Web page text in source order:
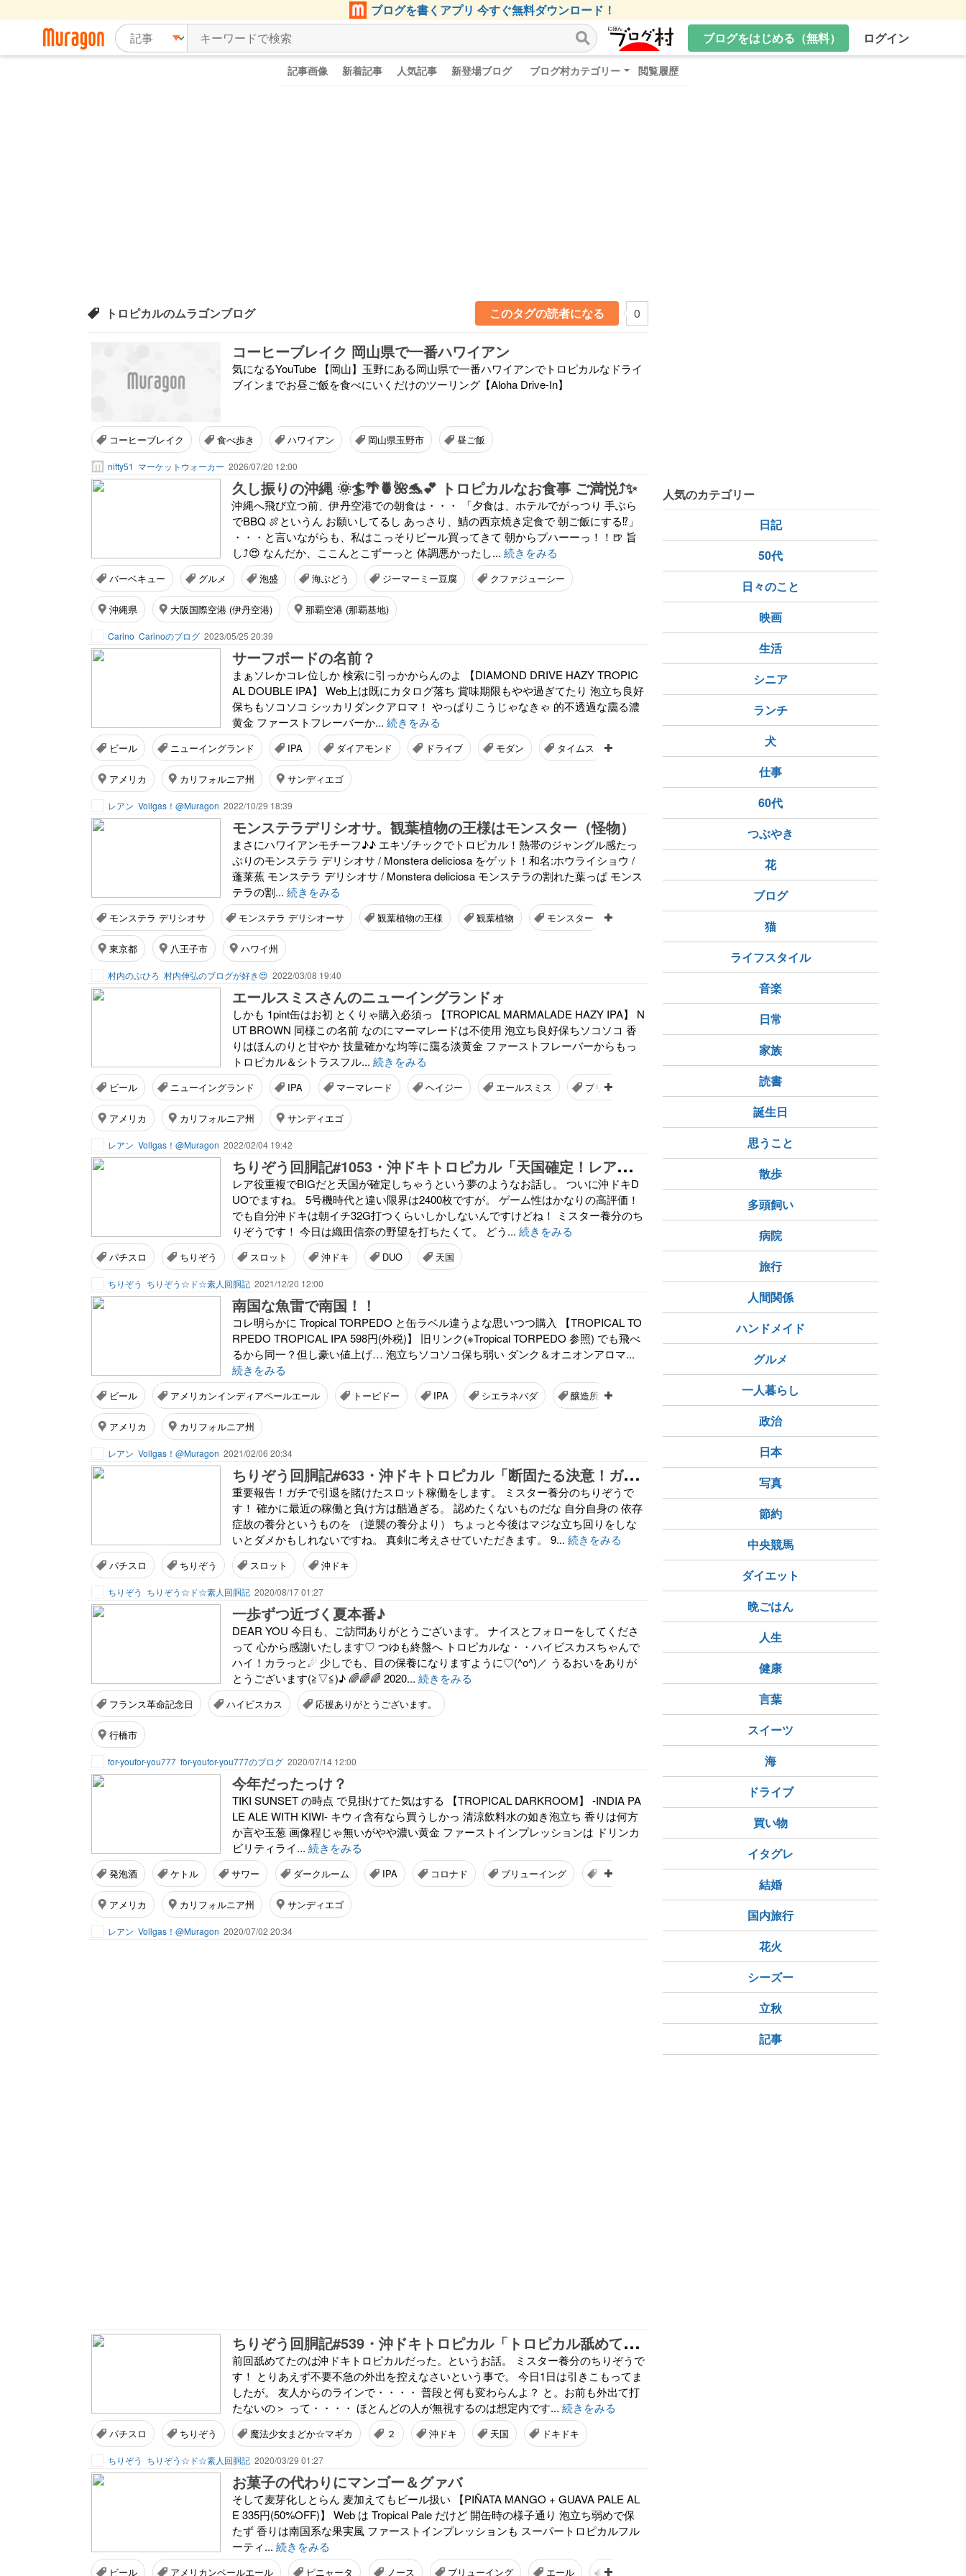
ブログを書くアプリ 今すぐ無料ダウンロード！
ブログをはじめる（無料）
ログイン
記事画像 新着記事 人気記事 新登場ブログ ブログ村カテゴリー 閲覧履歴
トロピカルのムラゴンブログ このタグの読者になる 0
コーヒーブレイク 岡山県で一番ハワイアン
気になるYouTube 【岡山】玉野にある岡山県で一番ハワイアンでトロピカルなドライ
ブインまでお昼ご飯を食べにいくだけのツーリング【Aloha Drive-In】
コーヒーブレイク 食べ歩き ハワイアン 岡山県玉野市 昼ご飯
nifty51 マーケットウォーカー 2026/07/20 12:00
久し振りの沖縄 🌞🏄🌴🍍🌺🐬💕 トロピカルなお食事 ご満悦⤴✨
沖縄へ飛び立つ前、伊丹空港での朝食は・・・ 「夕食は、ホテルでがっつり 手ぶら
でBBQ 🍖というん お願いしてるし あっさり、鯖の西京焼き定食で 朝ご飯にする⁉」
・・・と言いながらも、私はこっそりビール買ってきて 朝からプハーーっ！！🍺 旨
し⤴😍 なんだか、ここんとこずーっと 体調悪かったし... 続きをみる
バーベキュー グルメ 泡盛 海ぶどう ジーマーミー豆腐 クファジューシー
沖縄県 大阪国際空港 (伊丹空港) 那覇空港 (那覇基地)
Carino Carinoのブログ 2023/05/25 20:39
サーフボードの名前？
まぁソレかコレ位しか 検索に引っかからんのよ 【DIAMOND DRIVE HAZY TROPIC
AL DOUBLE IPA】 Web上は既にカタログ落ち 賞味期限もやや過ぎてたり 泡立ち良好
保ちもソコソコ シッカリダンクアロマ！ やっぱりこうじゃなきゃ 的不透過な靄る濃
黄金 ファーストフレーバーか... 続きをみる
ビール ニューイングランド IPA ダイアモンド ドライブ モダン タイムス ダブルインディアペールエール
アメリカ カリフォルニア州 サンディエゴ
レアン Vollgas！@Muragon 2022/10/29 18:39
モンステラデリシオサ。観葉植物の王様はモンスター（怪物）
まさにハワイアンモチーフ♪♪ エキゾチックでトロピカル！熱帯のジャングル感たっ
ぷりのモンステラ デリシオサ / Monstera deliciosa をゲット！和名:ホウライショウ /
蓬莱蕉 モンステラ デリシオサ / Monstera deliciosa モンステラの割れた葉っぱ モンス
テラの割... 続きをみる
モンステラ デリシオサ モンステラ デリシオーサ 観葉植物の王様 観葉植物 モンスター エキゾチック
東京都 八王子市 ハワイ州
村内のぶひろ 村内伸弘のブログが好き😍 2022/03/08 19:40
エールスミスさんのニューイングランドォ
しかも 1pint缶はお初 とくりゃ購入必須っ 【TROPICAL MARMALADE HAZY IPA】 N
UT BROWN 同様この名前 なのにマーマレードは不使用 泡立ち良好保ちソコソコ 香
りはほんのりと甘やか 技量確かな均等に靄る淡黄金 ファーストフレーバーからもっ
トロピカル＆シトラスフル... 続きをみる
ビール ニューイングランド IPA マーマレード ヘイジー エールスミス ブリューイング
アメリカ カリフォルニア州 サンディエゴ
レアン Vollgas！@Muragon 2022/02/04 19:42
ち
りぞう回胴記#1053・沖ドキトロピカル「天国確定！レア役重複BIG！」
レア役重複でBIGだと天国が確定しちゃうという夢のようなお話し。 ついに沖ドキD
UOでますね。 5号機時代と違い限界は2400枚ですが。 ゲーム性はかなりの高評価！
でも自分沖ドキは朝イチ32G打つくらいしかしないんですけどね！ ミスター養分のち
りぞうです！ 今日は織田信奈の野望を打ちたくて。 どう... 続きをみる
パチスロ ちりぞう スロット 沖ドキ DUO 天国
ちりぞう ちりぞう☆ド☆素人回胴記 2021/12/20 12:00
南国な魚雷で南国！！
コレ明らかに Tropical TORPEDO と缶ラベル違うよな思いつつ購入 【TROPICAL TO
RPEDO TROPICAL IPA 598円(外税)】 旧リンク(※Tropical TORPEDO 参照) でも飛べ
るから同一？但し豪い値上げ… 泡立ちソコソコ保ち弱い ダンク＆オニオンアロマ...
続きをみる
ビール アメリカンインディアペールエール トーピドー IPA シエラネバダ 醸造所
アメリカ カリフォルニア州
レアン Vollgas！@Muragon 2021/02/06 20:34
ち
りぞう回胴記#633・沖ドキトロピカル「断固たる決意！ガチで引退を賭ける！」
重要報告！ガチで引退を賭けたスロット稼働をします。 ミスター養分のちりぞうで
す！ 確かに最近の稼働と負け方は酷過ぎる。 認めたくないものだな 自分自身の 依存
症故の養分というものを （逆襲の養分より） ちょっと今後はマジな立ち回りをしな
いとダメかもしれないですね。 真剣に考えさせていただきます。 9... 続きをみる
パチスロ ちりぞう スロット 沖ドキ
ちりぞう ちりぞう☆ド☆素人回胴記 2020/08/17 01:27
一歩ずつ近づく夏本番♪
DEAR YOU 今日も、ご訪問ありがとうございます。 ナイスとフォローをしてくださ
って 心から感謝いたします♡ つゆも終盤へ トロピカルな・・ハイビスカスちゃんで
ハイ！カラっと☄ 少しでも、目の保養になりますように♡(^o^)／ うるおいをありが
とうございます(≧▽≦)♪ 🌈🌈🌈 2020... 続きをみる
フランス革命記念日 ハイビスカス 応援ありがとうございます。
行橋市
for-youfor-you777 for-youfor-you777のブログ 2020/07/14 12:00
今年だったっけ？
TIKI SUNSET の時点 で見掛けてた気はする 【TROPICAL DARKROOM】 -INDIA PA
LE ALE WITH KIWI- キウィ含有なら買うしかっ 清涼飲料水の如き泡立ち 香りは何方
か言や玉葱 画像程じゃ無いがやや濃い黄金 ファーストインプレッションは ドリンカ
ビリティライ... 続きをみる
発泡酒 ケトル サワー ダークルーム IPA コロナド ブリューイング エール ケトルサワー
アメリカ カリフォルニア州 サンディエゴ
レアン Vollgas！@Muragon 2020/07/02 20:34
ち
りぞう回胴記#539・沖ドキトロピカル「トロピカル舐めてました・真相編」
前回舐めてたのは沖ドキトロピカルだった。というお話。 ミスター養分のちりぞうで
す！ とりあえず不要不急の外出を控えなさいという事で。 今日1日は引きこもってま
したが。 友人からのラインで・・・・ 普段と何も変わらんよ？ と。お前も外出て打
たないの＞ って・・・・ ほとんどの人が無視するのは想定内です... 続きをみる
パチスロ ちりぞう 魔法少女まどか☆マギカ ２ 沖ドキ 天国 ドキドキ
ちりぞう ちりぞう☆ド☆素人回胴記 2020/03/29 01:27
お菓子の代わりにマンゴー＆グァバ
そして麦芽化しとらん 麦加えてもビール扱い 【PIÑATA MANGO + GUAVA PALE AL
E 335円(50%OFF)】 Web は Tropical Pale だけど 開缶時の様子通り 泡立ち弱めで保
たず 香りは南国系な果実風 ファーストインプレッションも スーパートロピカルフル
ーティ... 続きをみる
ビール アメリカンペールエール ピニャータ ノース ブリューイング エール マンゴー
人気のカテゴリー
日記
50代
日々のこと
映画
生活
シニア
ランチ
犬
仕事
60代
つぶやき
花
ブログ
猫
ライフスタイル
音楽
日常
家族
読書
誕生日
思うこと
散歩
多頭飼い
病院
旅行
人間関係
ハンドメイド
グルメ
一人暮らし
政治
日本
写真
節約
中央競馬
ダイエット
晩ごはん
人生
健康
言葉
スイーツ
海
ドライブ
買い物
イタグレ
結婚
国内旅行
花火
シーズー
立秋
記事